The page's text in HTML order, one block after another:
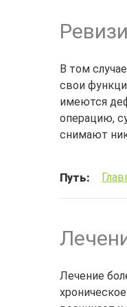
В том
свои
имеются
операцию,
снимают
Путь:
Лечение